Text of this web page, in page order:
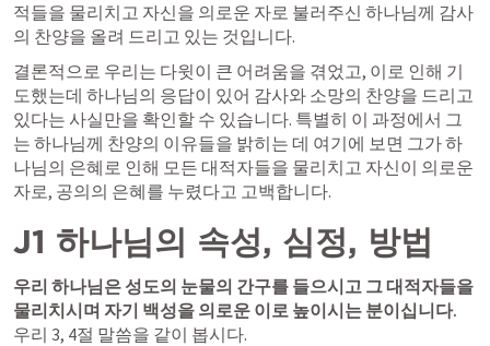
적들을 물리치고 자신을 의로운 자로 불러주신 하나님께 감사
의 찬양을 올려 드리고 있는 것입니다.
결론적으로 우리는 다윗이 큰 어려움을 겪었고, 이로 인해 기
도했는데 하나님의 응답이 있어 감사와 소망의 찬양을 드리고
있다는 사실만을 확인할 수 있습니다. 특별히 이 과정에서 그
는 하나님께 찬양의 이유들을 밝히는 데 여기에 보면 그가 하
나님의 은혜로 인해 모든 대적자들을 물리치고 자신이 의로운
자로, 공의의 은혜를 누렸다고 고백합니다.
J1 하나님의 속성, 심정, 방법
우리 하나님은 성도의 눈물의 간구를 들으시고 그 대적자들을
우리 3, 4절 말씀을 같이 봅시다.